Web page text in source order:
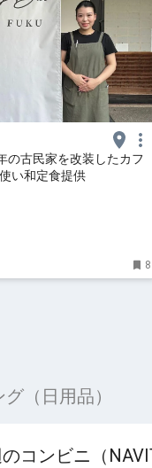
の古民家を改装したカフ
い和定食提供
8
（日用品）
コンビニ（